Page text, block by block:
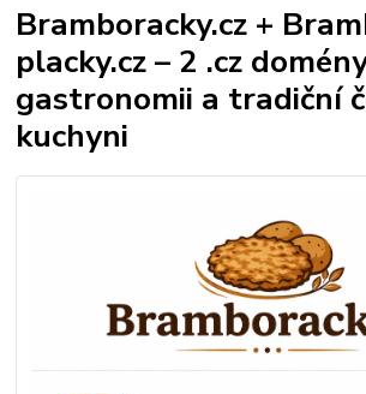
Bramboracky.cz +
placky.cz – 2 .cz
gastronomii a tradiční
kuchyni